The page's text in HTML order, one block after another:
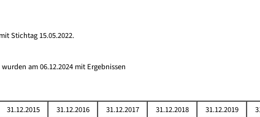
Stichtag 15.05.2022.
am 06.12.2024 mit Ergebnissen
31.12.2015 31.12.2016 31.12.2017 31.12.2018 31.12.2019